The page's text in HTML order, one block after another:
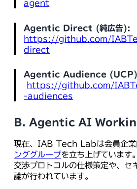
agent
Agentic Direct (純広告):
https://github.com/
direct
Agentic Audience
https://github.com/
-audiences
B. Agentic AI
現在、IAB Tech Labは会員企業
ンググループを立ち上げています
交渉プロトコルの仕様策定や、セ
論が行われています。